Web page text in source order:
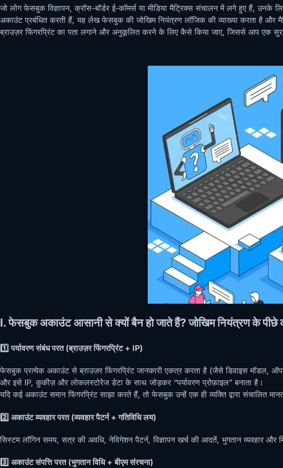
जो लोग फेसबुक विज्ञापन, क्रॉस-बॉर्डर ई-कॉमर्स या मीडिया मैट्रिक्स संचालन में लगे हुए हैं,
अकाउंट प्रबंधित करती हैं, यह लेख फेसबुक की जोखिम नियंत्रण लॉजिक की व्याख्या करता है और
ब्राउज़र फिंगरप्रिंट का पता लगाने और अनुकूलित करने के लिए कैसे किया जाए, जिससे आप एक
I. फेसबुक अकाउंट आसानी से क्यों बैन हो जाते हैं? जोखिम नियंत्रण के पीछे
1️⃣ पर्यावरण संबंध परत (ब्राउज़र फिंगरप्रिंट + IP)
फेसबुक प्रत्येक अकाउंट से ब्राउज़र फिंगरप्रिंट जानकारी एकत्र करता है (जैसे डिवाइस मॉडल,
और इसे IP, कुकीज़ और लोकलस्टोरेज डेटा के साथ जोड़कर “पर्यावरण प्रोफ़ाइल” बनाता है।
यदि कई अकाउंट समान फिंगरप्रिंट साझा करते हैं, तो फेसबुक उन्हें एक ही व्यक्ति द्वारा संचालित
2️⃣ अकाउंट व्यवहार परत (व्यवहार पैटर्न + गतिविधि लय)
सिस्टम लॉगिन समय, सत्र की अवधि, नेविगेशन पैटर्न, विज्ञापन खर्च की आदतें, भुगतान व्यवहार और
3️⃣ अकाउंट संपत्ति परत (भुगतान विधि + बीएम संरचना)